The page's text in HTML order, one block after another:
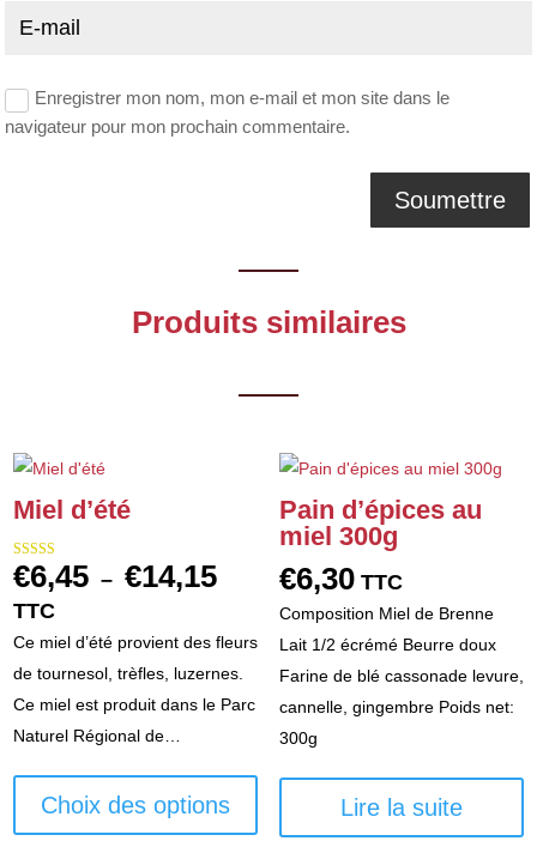
Enregistrer mon nom, mon e-mail et mon site dans le
navigateur pour mon prochain commentaire.
Produits similaires
Miel d’été
Note
5.00
€6,45 – €14,15Plage
prix :
€6,45
à
€14,15
TTC
Ce miel d’été provient des fleurs
de tournesol, trèfles, luzernes.
Ce miel est produit dans le Parc
Naturel Régional de…
Choix des options
Pain d’épices au
miel 300g
€6,30 TTC
Composition Miel de Brenne
Lait 1/2 écrémé Beurre doux
Farine de blé cassonade levure,
cannelle, gingembre Poids net:
300g
Lire la suite